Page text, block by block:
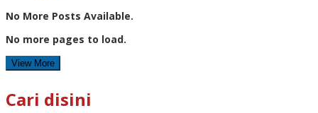
No More Posts Available.
No more pages to load.
View More
Cari disini